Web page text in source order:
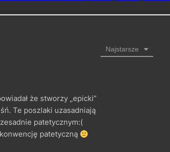
Najstarsze
że stworzy „epicki”
Te poszlaki uzasadniają
patetycznym:(
patetyczną